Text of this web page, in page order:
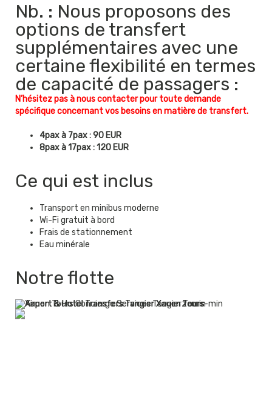
Nb. : Nous proposons des
options de transfert
supplémentaires avec une
certaine flexibilité en termes
de capacité de passagers :
N’hésitez pas à nous contacter pour toute demande
spécifique concernant vos besoins en matière de transfert.
4pax à 7pax : 90 EUR
8pax à 17pax : 120 EUR
Ce qui est inclus
Transport en minibus moderne
Wi-Fi gratuit à bord
Frais de stationnement
Eau minérale
Notre flotte